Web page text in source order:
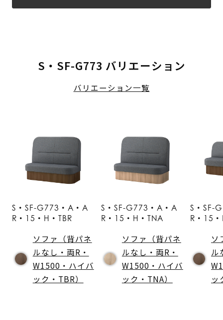
S・SF-G773 バリエーション
バリエーション一覧
S・SF-G773・A・A
R・15・H・TBR
ソファ（背パネ
ルなし・両R・
W1500・ハイバ
ック・TBR）
S・SF-G773・A・A
R・15・H・TNA
ソファ（背パネ
ルなし・両R・
W1500・ハイバ
ック・TNA）
S・SF-
R・15・
ソ
ル
ッ